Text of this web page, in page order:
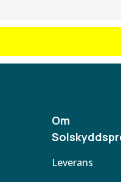
Om
Leverans